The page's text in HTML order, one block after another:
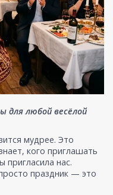
для любой весёлой
мудрее. Это
кого приглашать
нас.
праздник — это